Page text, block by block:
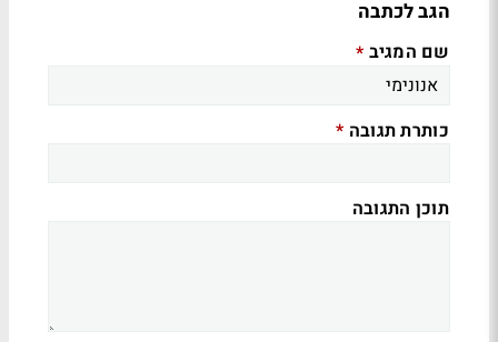
הגב לכתבה
שם המגיב *
כותרת תגובה *
תוכן התגובה